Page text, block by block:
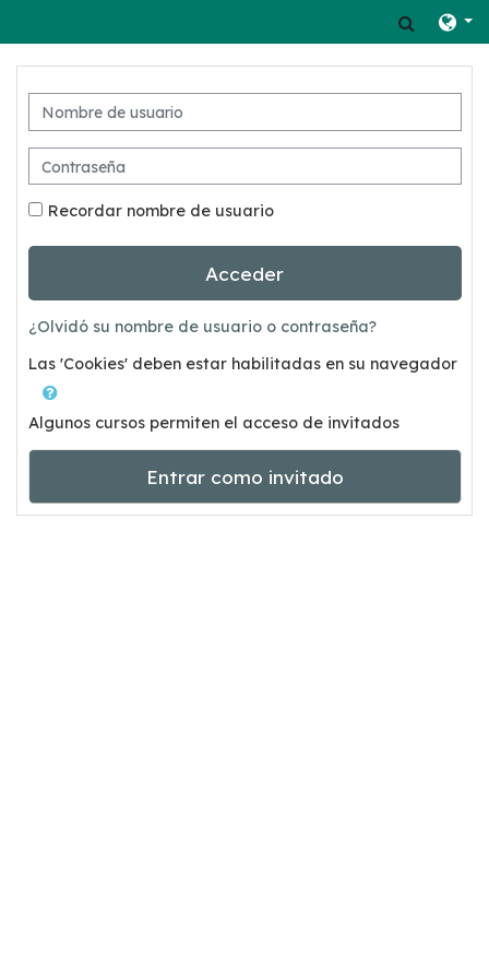
Nombre de usuario
Contraseña
Recordar nombre de usuario
Acceder
¿Olvidó su nombre de usuario o contraseña?
Las 'Cookies' deben estar habilitadas en su navegador
Algunos cursos permiten el acceso de invitados
Entrar como invitado